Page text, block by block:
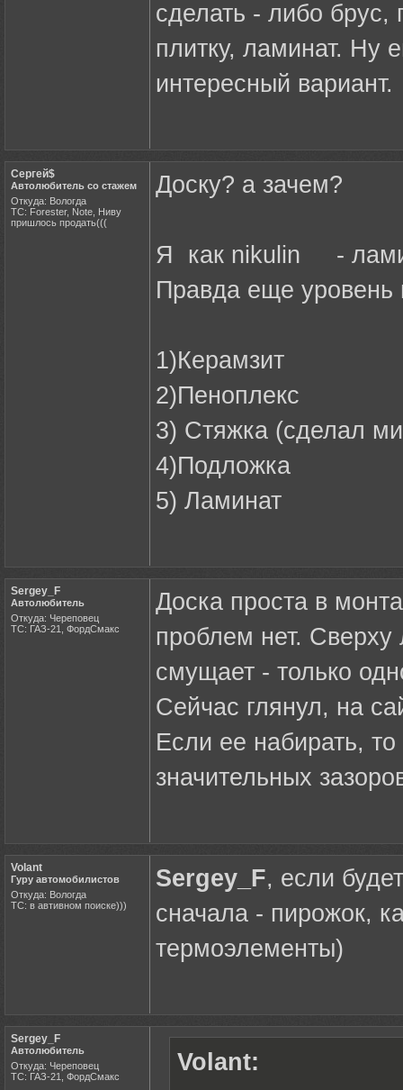
сделать - либо
плитку, ламинат. Ну
интересный вариант.
Сергей$
Автолюбитель со стажем
Откуда: Вологда
ТС: Forester, Note, Ниву
пришлось продать(((
Доску? а зачем?
Я как nikulin -
Правда еще уровень
1)Керамзит
2)Пеноплекс
3) Стяжка (сделал
4)Подложка
5) Ламинат
Sergey_F
Автолюбитель
Откуда: Череповец
ТС: ГАЗ-21, ФордСмакс
Доска проста в
проблем нет.
смущает - только
Сейчас глянул, на
Если ее набирать,
значительных
Volant
Гуру автомобилистов
Откуда: Вологда
ТС: в автивном поиске)))
Sergey_F, если
сначала - пирожок,
термоэлементы)
Sergey_F
Автолюбитель
Откуда: Череповец
ТС: ГАЗ-21, ФордСмакс
Volant: